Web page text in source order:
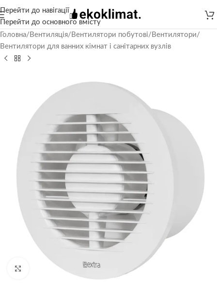
Перейти до навігації
Перейти до основного вмісту
Головна/ Вентиляція/ Вентилятори побутові/ Вентилятори/
Вентилятори для ванних кімнат і санітарних вузлів
Натисніть, щоб збільшити